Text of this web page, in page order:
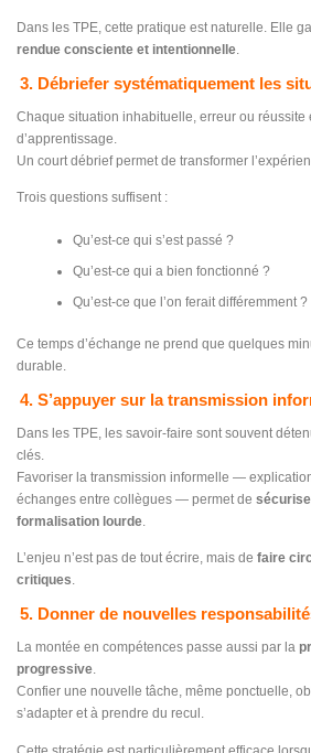
Dans les TPE, cette pratique est naturelle. Elle
rendue consciente et intentionnelle.
3. Débriefer systématiquement les
Chaque situation inhabituelle, erreur ou réussite
d’apprentissage.
Un court débrief permet de transformer
Trois questions suffisent :
Qu’est-ce qui s’est passé ?
Qu’est-ce qui a bien fonctionné ?
Qu’est-ce que l’on ferait différemment ?
Ce temps d’échange ne prend que quelques
durable.
4. S’appuyer sur la transmission
Dans les TPE, les savoir-faire sont souvent
clés.
Favoriser la transmission informelle —
échanges entre collègues — permet de
formalisation lourde.
L’enjeu n’est pas de tout écrire, mais de faire
critiques.
5. Donner de nouvelles
La montée en compétences passe aussi par la
progressive.
Confier une nouvelle tâche, même ponctuelle,
s’adapter et à prendre du recul.